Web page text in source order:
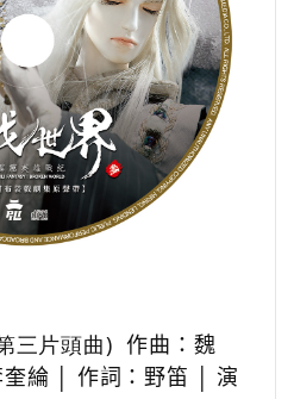
三片頭曲)作曲： 魏
奎綸 │ 作詞：野笛 │ 演